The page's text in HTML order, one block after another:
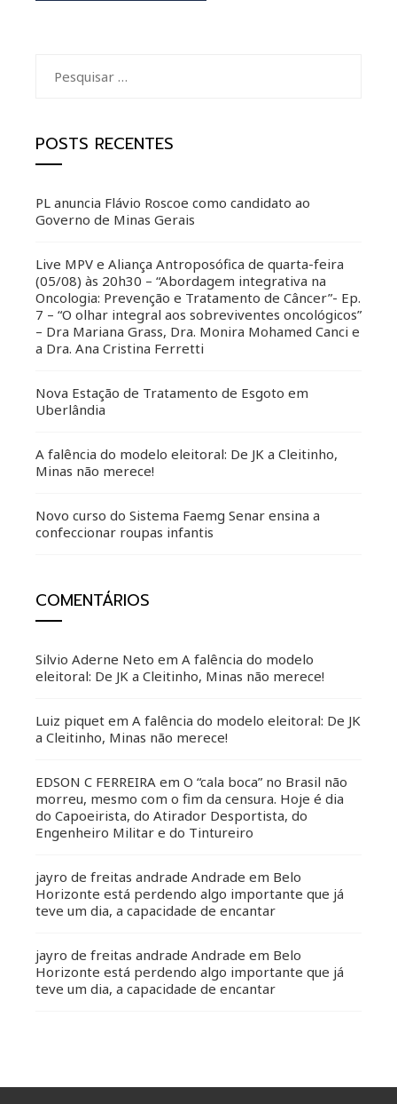
por:
POSTS RECENTES
PL anuncia Flávio Roscoe como candidato ao
Governo de Minas Gerais
Live MPV e Aliança Antroposófica de quarta-feira
(05/08) às 20h30 – “Abordagem integrativa na
Oncologia: Prevenção e Tratamento de Câncer”- Ep.
7 – “O olhar integral aos sobreviventes oncológicos”
– Dra Mariana Grass, Dra. Monira Mohamed Canci e
a Dra. Ana Cristina Ferretti
Nova Estação de Tratamento de Esgoto em
Uberlândia
A falência do modelo eleitoral: De JK a Cleitinho,
Minas não merece!
Novo curso do Sistema Faemg Senar ensina a
confeccionar roupas infantis
COMENTÁRIOS
Silvio Aderne Neto em A falência do modelo
eleitoral: De JK a Cleitinho, Minas não merece!
Luiz piquet em A falência do modelo eleitoral: De JK
a Cleitinho, Minas não merece!
EDSON C FERREIRA em O “cala boca” no Brasil não
morreu, mesmo com o fim da censura. Hoje é dia
do Capoeirista, do Atirador Desportista, do
Engenheiro Militar e do Tintureiro
jayro de freitas andrade Andrade em Belo
Horizonte está perdendo algo importante que já
teve um dia, a capacidade de encantar
jayro de freitas andrade Andrade em Belo
Horizonte está perdendo algo importante que já
teve um dia, a capacidade de encantar